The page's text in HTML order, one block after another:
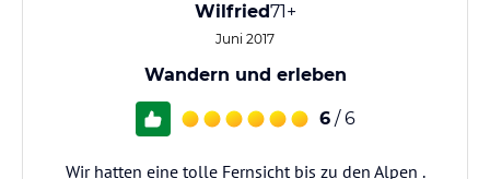
Wilfried71+
Juni 2017
Wandern und erleben
6 / 6
Wir hatten eine tolle Fernsicht bis zu den Alpen .